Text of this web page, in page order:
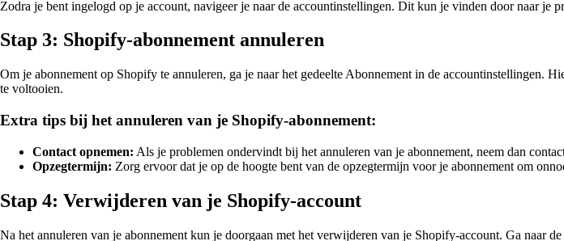
Zodra je bent ingelogd op je account, navigeer je naar de accountinstellingen. Dit kun je vinden door naar
Stap 3: Shopify-abonnement annuleren
Om je abonnement op Shopify te annuleren, ga je naar het gedeelte Abonnement in de accountinstellingen.
te voltooien.
Extra tips bij het annuleren van je Shopify-abonnement:
Contact opnemen: Als je problemen ondervindt bij het annuleren van je abonnement, neem dan
Opzegtermijn: Zorg ervoor dat je op de hoogte bent van de opzegtermijn voor je abonnement om
Stap 4: Verwijderen van je Shopify-account
Na het annuleren van je abonnement kun je doorgaan met het verwijderen van je Shopify-account. Ga naar